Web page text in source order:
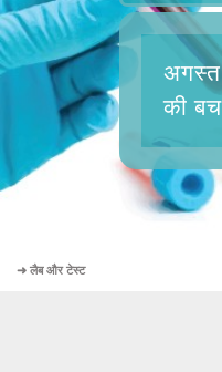
की
➜ लैब और टेस्ट